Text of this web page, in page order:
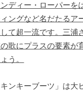
ディー・ローパーを
ングなど名だたるア
て超一流です。三浦
歌にプラスの要素が
う。
ンキーブーツ」は大